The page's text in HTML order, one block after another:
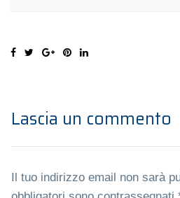
Lascia un commento
Il tuo indirizzo email non sarà